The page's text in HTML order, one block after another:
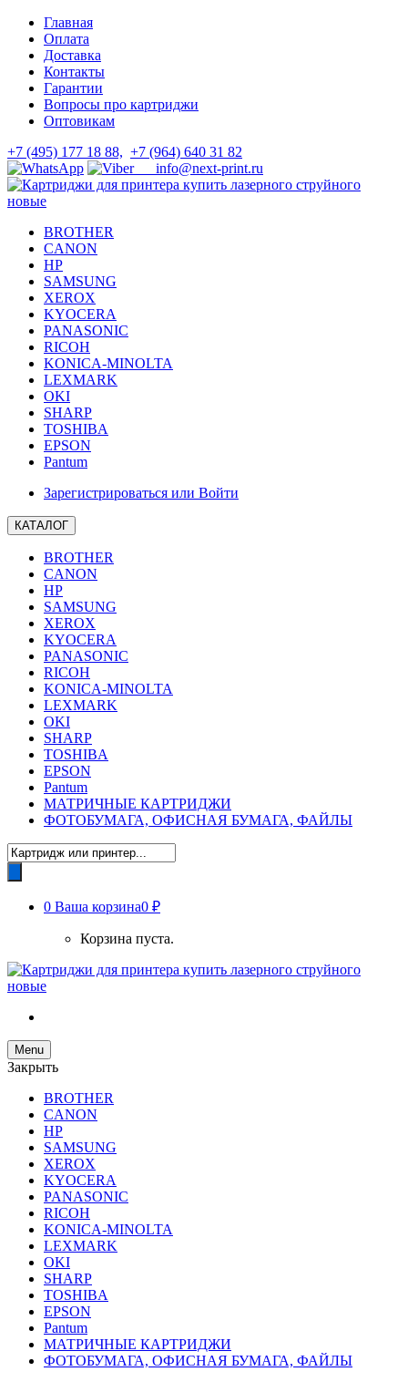
Skip
navigation
Skip
content
Главная
Оплата
Доставка
Контакты
Гарантии
Вопросы про картриджи
Оптовикам
+7 (495) 177 18 88, +7 (964) 640 31 82
info@next-print.ru
BROTHER
CANON
HP
SAMSUNG
XEROX
KYOCERA
PANASONIC
RICOH
KONICA-MINOLTA
LEXMARK
OKI
SHARP
TOSHIBA
EPSON
Pantum
Зарегистрироваться или Войти
КАТАЛОГ
BROTHER
CANON
HP
SAMSUNG
XEROX
KYOCERA
PANASONIC
RICOH
KONICA-MINOLTA
LEXMARK
OKI
SHARP
TOSHIBA
EPSON
Pantum
МАТРИЧНЫЕ КАРТРИДЖИ
ФОТОБУМАГА, ОФИСНАЯ БУМАГА, ФАЙЛЫ
Поиск
товаров
0 Ваша корзина0 ₽
Корзина пуста.
Menu
Закрыть
BROTHER
CANON
HP
SAMSUNG
XEROX
KYOCERA
PANASONIC
RICOH
KONICA-MINOLTA
LEXMARK
OKI
SHARP
TOSHIBA
EPSON
Pantum
МАТРИЧНЫЕ КАРТРИДЖИ
ФОТОБУМАГА, ОФИСНАЯ БУМАГА, ФАЙЛЫ